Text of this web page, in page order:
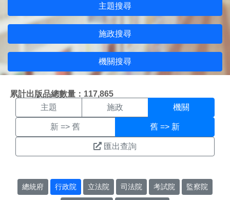
主題搜尋
施政搜尋
機關搜尋
累計出版品總數量：117,865
機關搜尋結果頁面
主題 施政 機關
新 => 舊 舊 => 新
匯出查詢
總統府 行政院 立法院 司法院 考試院 監察院